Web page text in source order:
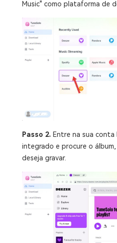
Music" como plataforma de
Passo 2. Entre na sua
integrado e procure o
deseja gravar.